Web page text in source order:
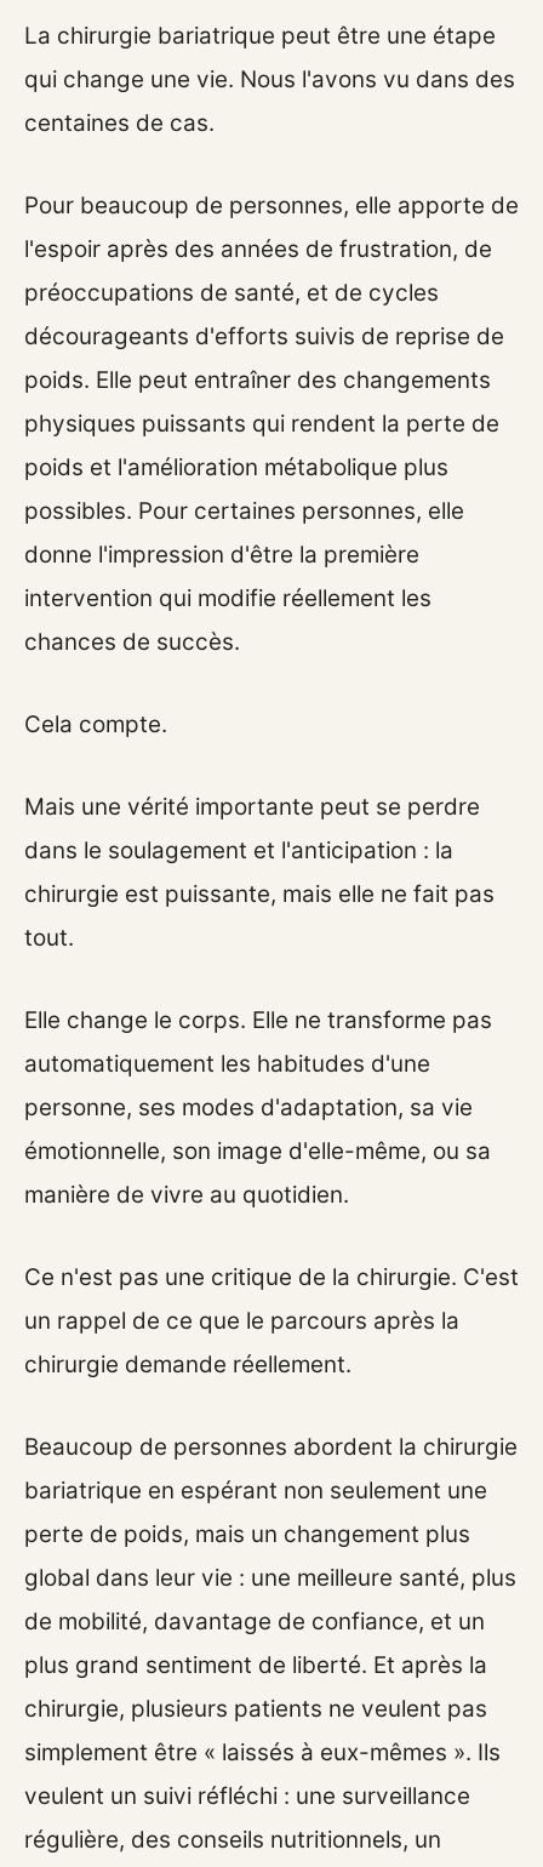
La chirurgie bariatrique peut être une étape
qui change une vie. Nous l'avons vu dans des
centaines de cas.
Pour beaucoup de personnes, elle apporte de
l'espoir après des années de frustration, de
préoccupations de santé, et de cycles
décourageants d'efforts suivis de reprise de
poids. Elle peut entraîner des changements
physiques puissants qui rendent la perte de
poids et l'amélioration métabolique plus
possibles. Pour certaines personnes, elle
donne l'impression d'être la première
intervention qui modifie réellement les
chances de succès.
Cela compte.
Mais une vérité importante peut se perdre
dans le soulagement et l'anticipation : la
chirurgie est puissante, mais elle ne fait pas
tout.
Elle change le corps. Elle ne transforme pas
automatiquement les habitudes d'une
personne, ses modes d'adaptation, sa vie
émotionnelle, son image d'elle-même, ou sa
manière de vivre au quotidien.
Ce n'est pas une critique de la chirurgie. C'est
un rappel de ce que le parcours après la
chirurgie demande réellement.
Beaucoup de personnes abordent la chirurgie
bariatrique en espérant non seulement une
perte de poids, mais un changement plus
global dans leur vie : une meilleure santé, plus
de mobilité, davantage de confiance, et un
plus grand sentiment de liberté. Et après la
chirurgie, plusieurs patients ne veulent pas
simplement être « laissés à eux-mêmes ». Ils
veulent un suivi réfléchi : une surveillance
régulière, des conseils nutritionnels, un